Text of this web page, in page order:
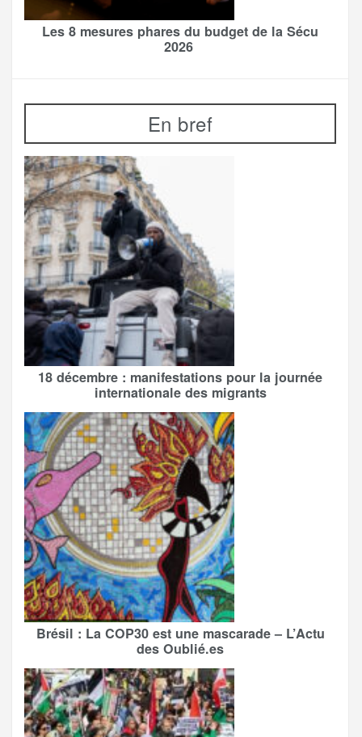
Les 8 mesures phares du budget de la Sécu
2026
En bref
18 décembre : manifestations pour la journée
internationale des migrants
Brésil : La COP30 est une mascarade – L’Actu
des Oublié.es